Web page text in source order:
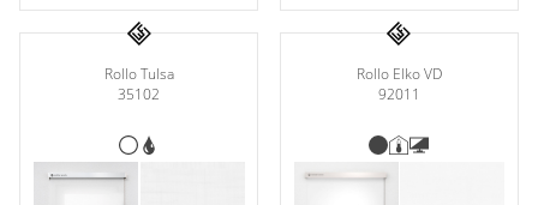
Rollo Tulsa
35102
Rollo Elko VD
92011